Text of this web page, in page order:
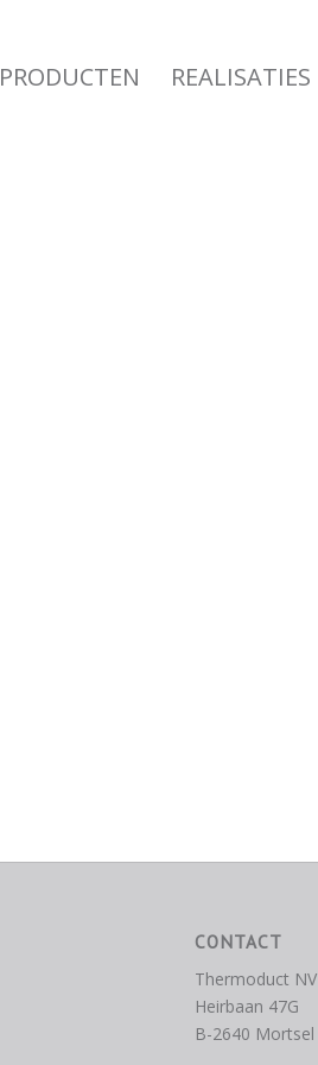
PRODUCTEN REALISATIES
CONTACT
Thermoduct NV
Heirbaan 47G
B-2640 Mortsel